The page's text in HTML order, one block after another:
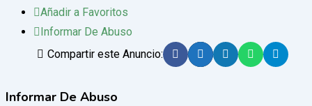
Añadir a Favoritos
Informar De Abuso
Compartir este Anuncio:
Informar De Abuso